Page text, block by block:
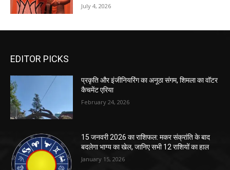
July 4, 2026
EDITOR PICKS
प्रकृति और इंजीनियरिंग का अनूठा संगम, शिमला का वॉटर
कैचमेंट एरिया
February 24, 2026
15 जनवरी 2026 का राशिफल: मकर संक्रांति के बाद
बदलेगा भाग्य का खेल, जानिए सभी 12 राशियों का हाल
January 15, 2026